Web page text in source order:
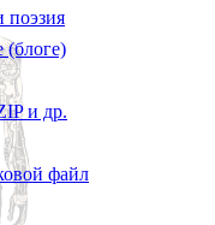
поэзия
(блоге)
и др.
файл